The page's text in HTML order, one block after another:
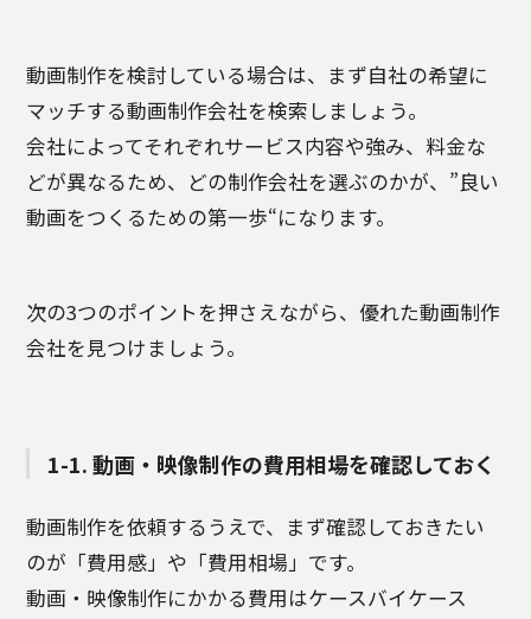
動画制作を検討している場合は、まず自社の希望に
マッチする動画制作会社を検索しましょう。
会社によってそれぞれサービス内容や強み、料金な
どが異なるため、どの制作会社を選ぶのかが、”良い
動画をつくるための第一歩“になります。
次の3つのポイントを押さえながら、優れた動画制作
会社を見つけましょう。
1-1. 動画・映像制作の費用相場を確認しておく
動画制作を依頼するうえで、まず確認しておきたい
のが「費用感」や「費用相場」です。
動画・映像制作にかかる費用はケースバイケース